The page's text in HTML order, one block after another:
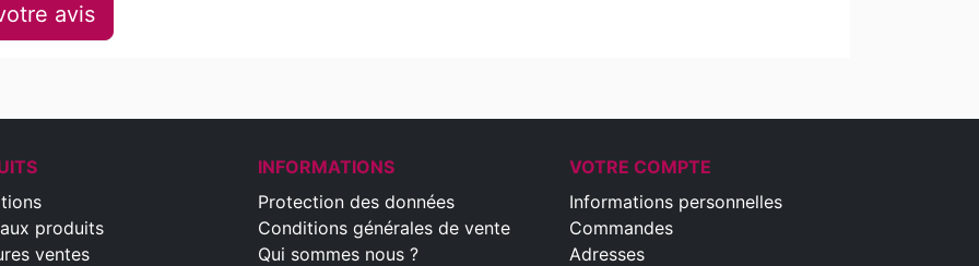
avis
produits
ventes
INFORMATIONS
Protection des données
Conditions générales de vente
Qui sommes nous ?
VOTRE COMPTE
Informations personnelles
Commandes
Adresses